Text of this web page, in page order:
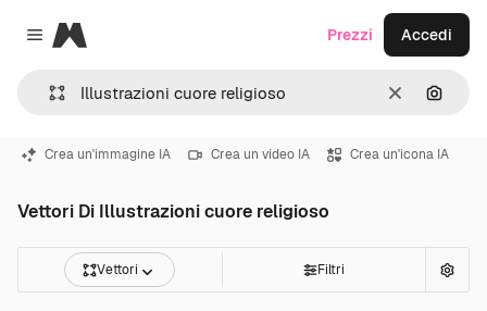
Close menu
Magnific
CancellaCerca
Prezzi Accedi
Crea un'immagine IA Crea un video IA Crea un'icona IA
Vettori Di Illustrazioni cuore religioso
Vettori Filtri